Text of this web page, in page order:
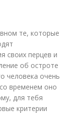
те, которые
своих перцев и
об остроте
человека очень
временем оно
для тебя
критерии